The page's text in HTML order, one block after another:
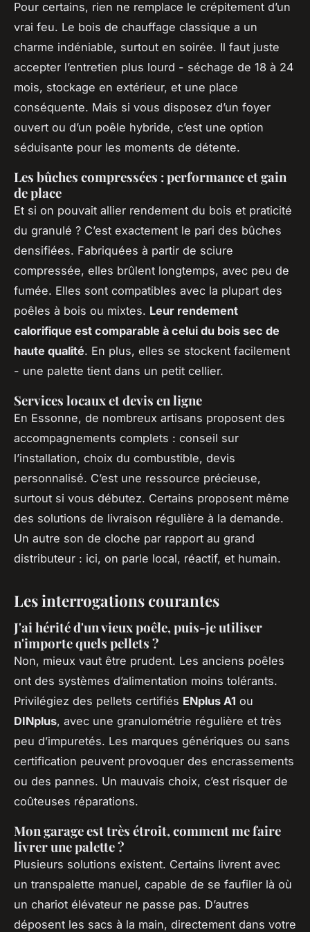
Pour certains, rien ne remplace le crépitement d’un
vrai feu. Le bois de chauffage classique a un
charme indéniable, surtout en soirée. Il faut juste
accepter l’entretien plus lourd - séchage de 18 à 24
mois, stockage en extérieur, et une place
conséquente. Mais si vous disposez d’un foyer
ouvert ou d’un poêle hybride, c’est une option
séduisante pour les moments de détente.
Les bûches compressées : performance et gain
de place
Et si on pouvait allier rendement du bois et praticité
du granulé ? C’est exactement le pari des bûches
densifiées. Fabriquées à partir de sciure
compressée, elles brûlent longtemps, avec peu de
fumée. Elles sont compatibles avec la plupart des
poêles à bois ou mixtes. Leur rendement
calorifique est comparable à celui du bois sec de
haute qualité. En plus, elles se stockent facilement
- une palette tient dans un petit cellier.
Services locaux et devis en ligne
En Essonne, de nombreux artisans proposent des
accompagnements complets : conseil sur
l’installation, choix du combustible, devis
personnalisé. C’est une ressource précieuse,
surtout si vous débutez. Certains proposent même
des solutions de livraison régulière à la demande.
Un autre son de cloche par rapport au grand
distributeur : ici, on parle local, réactif, et humain.
Les interrogations courantes
J'ai hérité d'un vieux poêle, puis-je utiliser
n'importe quels pellets ?
Non, mieux vaut être prudent. Les anciens poêles
ont des systèmes d’alimentation moins tolérants.
Privilégiez des pellets certifiés ENplus A1 ou
DINplus, avec une granulométrie régulière et très
peu d’impuretés. Les marques génériques ou sans
certification peuvent provoquer des encrassements
ou des pannes. Un mauvais choix, c’est risquer de
coûteuses réparations.
Mon garage est très étroit, comment me faire
livrer une palette ?
Plusieurs solutions existent. Certains livrent avec
un transpalette manuel, capable de se faufiler là où
un chariot élévateur ne passe pas. D’autres
déposent les sacs à la main, directement dans votre